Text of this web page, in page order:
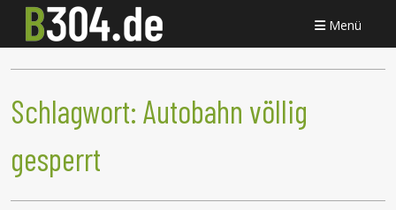
Menü
Schlagwort: Autobahn völlig
gesperrt